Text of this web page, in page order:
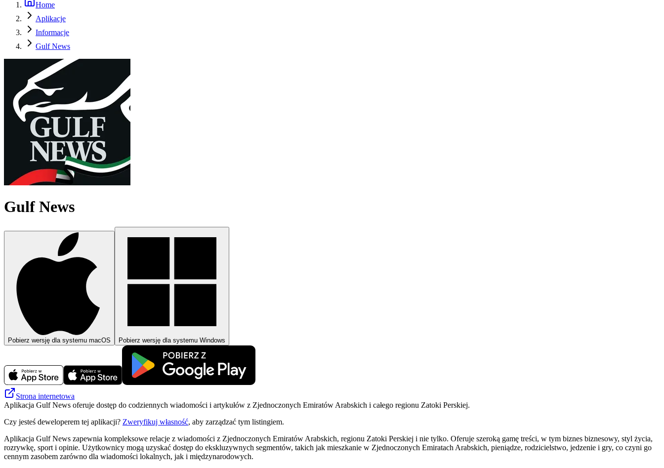
Home
Aplikacje
Informacje
Gulf News
Gulf News
Pobierz wersję dla systemu macOS Pobierz wersję dla systemu Windows
Strona internetowa
Aplikacja Gulf News oferuje dostęp do codziennych wiadomości i artykułów z Zjednoczonych Emiratów Arabskich i całego regionu Zatoki Perskiej.
Czy jesteś deweloperem tej aplikacji? Zweryfikuj własność, aby zarządzać tym listingiem.
Aplikacja Gulf News zapewnia kompleksowe relacje z wiadomości z Zjednoczonych Emiratów Arabskich, regionu Zatoki Perskiej i nie tylko. Oferuje szeroką gamę treści, w tym biznes biznesowy, styl życia,
rozrywkę, sport i opinie. Użytkownicy mogą uzyskać dostęp do ekskluzywnych segmentów, takich jak mieszkanie w Zjednoczonych Emiratach Arabskich, pieniądze, rodzicielstwo, jedzenie i gry, co czyni go
cennym zasobem zarówno dla wiadomości lokalnych, jak i międzynarodowych.